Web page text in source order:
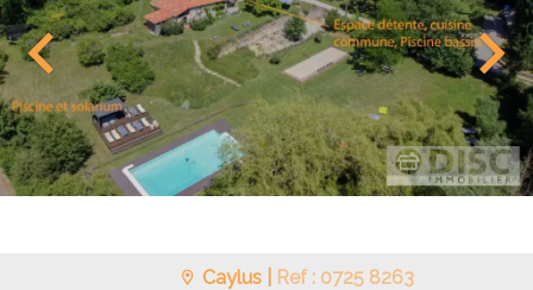
Caylus | Ref : 0725 8263